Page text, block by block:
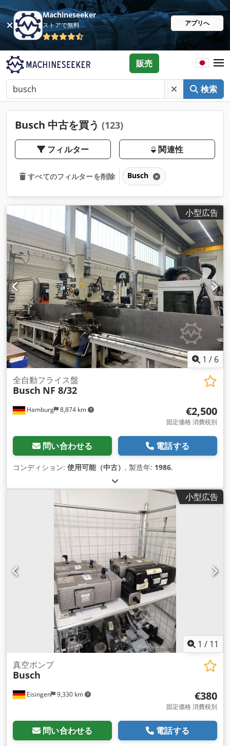
Machineseeker
ストアで無料 アプリへ
検索
販売
Busch 中古を買う (123)
フィルター 関連性
すべてのフィルターを削除 Busch
小型広告
1 / 6
Hamburg 8,874 km
全自動フライス盤
Busch NF 8/32
€2,500
固定価格 消費税別
問い合わせる 電話する
コンディション: 使用可能（中古） , 製造年: 1986,
小型広告
1 / 11
Eisingen 9,330 km
真空ポンプ
Busch
€380
固定価格 消費税別
問い合わせる 電話する